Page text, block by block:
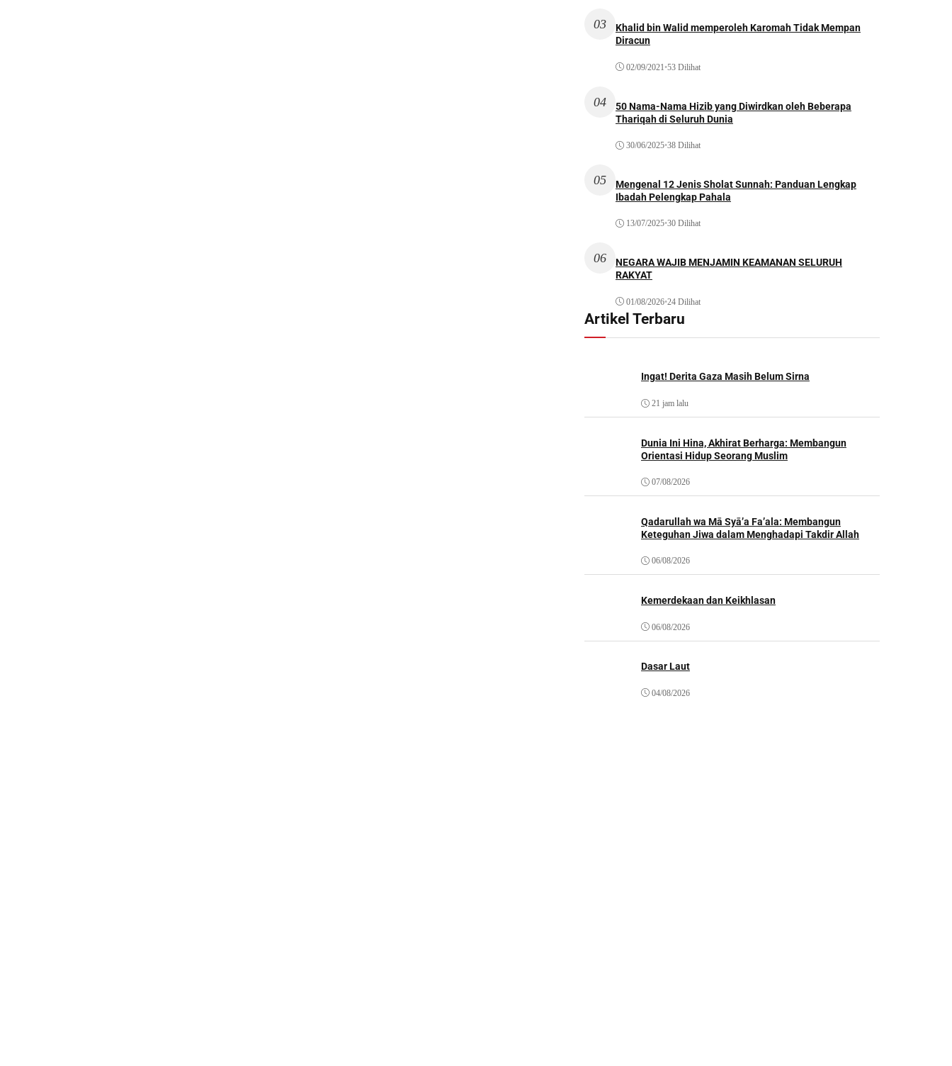
03
Khalid bin Walid memperoleh Karomah Tidak Mempan
Diracun
02/09/2021•53 Dilihat
04
50 Nama-Nama Hizib yang Diwirdkan oleh Beberapa
Thariqah di Seluruh Dunia
30/06/2025•38 Dilihat
05
Mengenal 12 Jenis Sholat Sunnah: Panduan Lengkap
Ibadah Pelengkap Pahala
13/07/2025•30 Dilihat
06
NEGARA WAJIB MENJAMIN KEAMANAN SELURUH
RAKYAT
01/08/2026•24 Dilihat
Artikel Terbaru
Ingat! Derita Gaza Masih Belum Sirna
21 jam lalu
Dunia Ini Hina, Akhirat Berharga: Membangun
Orientasi Hidup Seorang Muslim
07/08/2026
Qadarullah wa Mā Syā’a Fa’ala: Membangun
Keteguhan Jiwa dalam Menghadapi Takdir Allah
06/08/2026
Kemerdekaan dan Keikhlasan
06/08/2026
Dasar Laut
04/08/2026